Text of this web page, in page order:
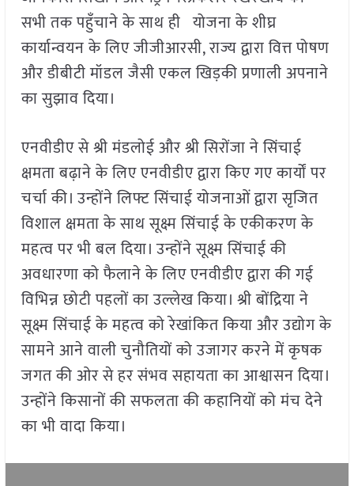
सभी तक पहुँचाने के साथ ही योजना के शीघ्र
कार्यान्वयन के लिए जीजीआरसी, राज्य द्वारा वित्त पोषण
और डीबीटी मॉडल जैसी एकल खिड़की प्रणाली अपनाने
का सुझाव दिया।
एनवीडीए से श्री मंडलोई और श्री सिरोंजा ने सिंचाई
क्षमता बढ़ाने के लिए एनवीडीए द्वारा किए गए कार्यों पर
चर्चा की। उन्होंने लिफ्ट सिंचाई योजनाओं द्वारा सृजित
विशाल क्षमता के साथ सूक्ष्म सिंचाई के एकीकरण के
महत्व पर भी बल दिया। उन्होंने सूक्ष्म सिंचाई की
अवधारणा को फैलाने के लिए एनवीडीए द्वारा की गई
विभिन्न छोटी पहलों का उल्लेख किया। श्री बोंद्रिया ने
सूक्ष्म सिंचाई के महत्व को रेखांकित किया और उद्योग के
सामने आने वाली चुनौतियों को उजागर करने में कृषक
जगत की ओर से हर संभव सहायता का आश्वासन दिया।
उन्होंने किसानों की सफलता की कहानियों को मंच देने
का भी वादा किया।